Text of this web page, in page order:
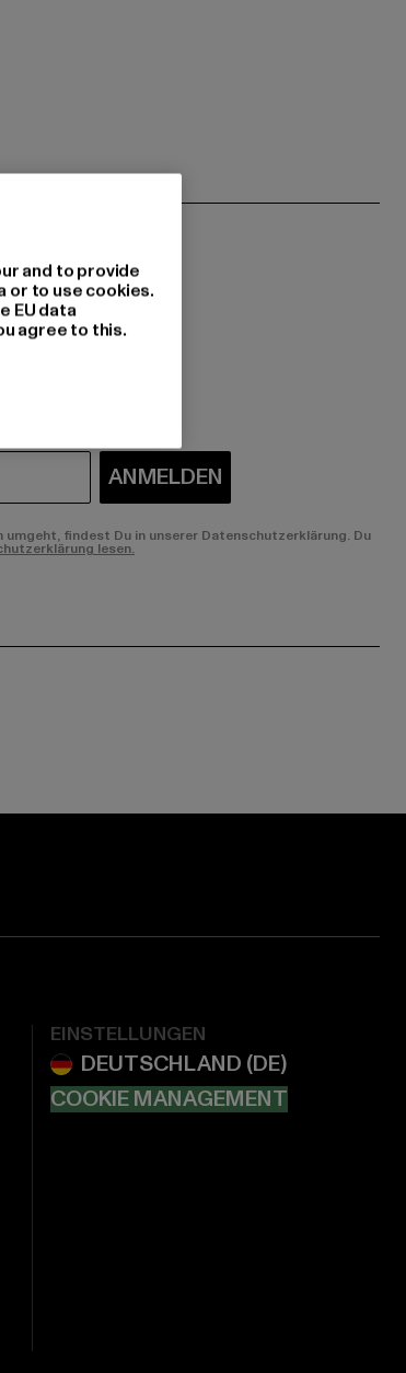
ANMELDEN
findest Du in unserer Datenschutzerklärung. Du
lesen.
EINSTELLUNGEN
COOKIE MANAGEMENT
and to provide
or to use cookies.
EU data
agree to this.